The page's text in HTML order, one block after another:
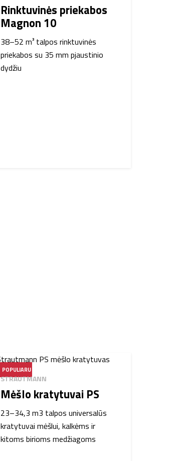
Rinktuvinės priekabos
Magnon 10
38–52 m³ talpos rinktuvinės
priekabos su 35 mm pjaustinio
dydžiu
POPULIARU
STRAUTMANN
Mėšlo kratytuvai PS
23–34,3 m3 talpos universalūs
kratytuvai mėšlui, kalkėms ir
kitoms birioms medžiagoms